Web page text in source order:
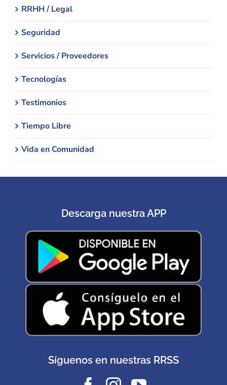
RRHH / Legal
Seguridad
Servicios / Proveedores
Tecnologías
Testimonios
Tiempo Libre
Vida en Comunidad
Descarga nuestra APP
Síguenos en nuestras RRSS